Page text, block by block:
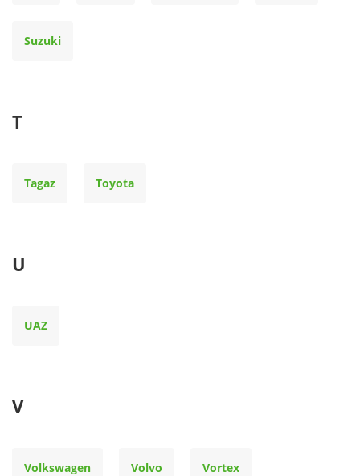
Suzuki
T
Tagaz Toyota
U
UAZ
V
Volkswagen Volvo Vortex